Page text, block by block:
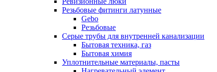
Резьбовые фитинги латунные
Gebo
Резьбовые
Серые трубы для внутренней канализации
Бытовая техника, газ
Бытовая химия
Уплотнительные материалы, пасты